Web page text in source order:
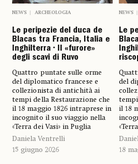
NEWS ARCHEOLOGIA
Le peripezie del duca de
Blacas tra Francia, Italia e
Inghilterra • Il «furore»
degli scavi di Ruvo
Quattro puntate sulle orme
del diplomatico francese e
collezionista di antichità ai
tempi della Restaurazione che
il 18 maggio 1826 intraprese in
incognito il suo viaggio nella
«Terra dei Vasi» in Puglia
Daniela Ventrelli
15 giugno 2026
NEWS
Le
del
tempi
il 18
18